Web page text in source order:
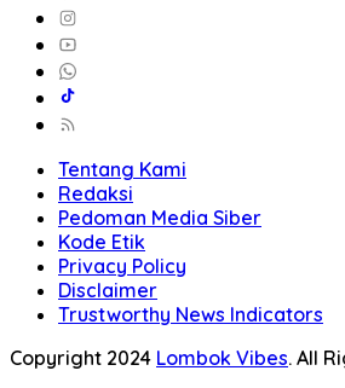
Tentang Kami
Redaksi
Pedoman Media Siber
Kode Etik
Privacy Policy
Disclaimer
Trustworthy News Indicators
Copyright 2024 Lombok Vibes. All